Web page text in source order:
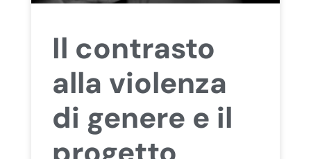
Il contrasto
alla violenza
di genere e il